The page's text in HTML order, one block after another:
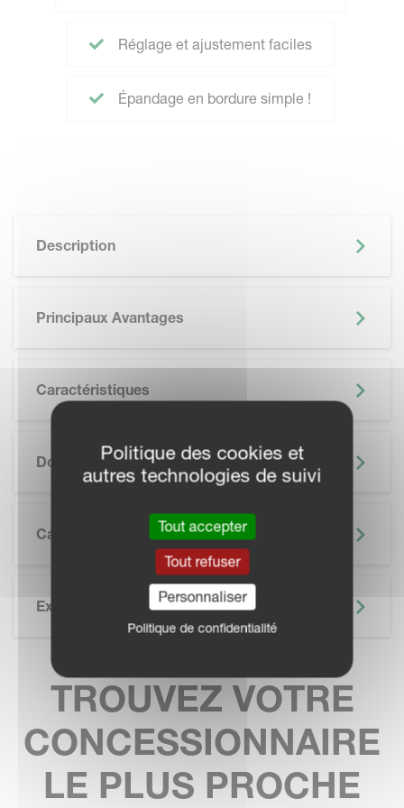
Réglage et ajustement faciles
Épandage en bordure simple !
Description
Principaux Avantages
Caractéristiques
Documentation
SKIP BROCHURE
Caractéristiques Techniques
Explorez Davantage
TROUVEZ VOTRE
CONCESSIONNAIRE
LE PLUS PROCHE
Politique des cookies et
autres technologies de suivi
Tout accepter
Tout refuser
Personnaliser
Politique de confidentialité